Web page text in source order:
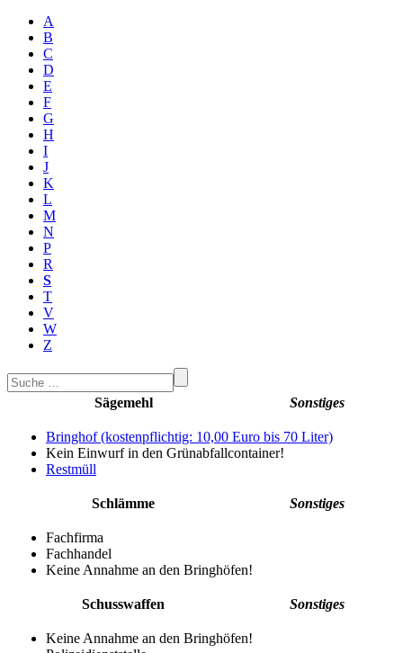
A
B
C
D
E
F
G
H
I
J
K
L
M
N
P
R
S
T
V
W
Z
Sägemehl Sonstiges
Bringhof (kostenpflichtig: 10,00 Euro bis 70 Liter)
Kein Einwurf in den Grünabfallcontainer!
Restmüll
Schlämme Sonstiges
Fachfirma
Fachhandel
Keine Annahme an den Bringhöfen!
Schusswaffen Sonstiges
Keine Annahme an den Bringhöfen!